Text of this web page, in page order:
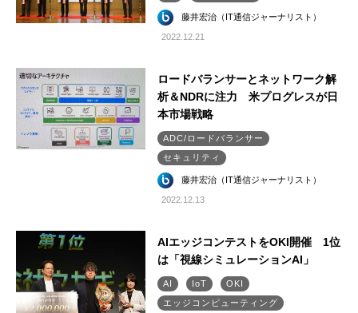
藤井宏治（IT通信ジャーナリスト）
2022.12.21
ロードバランサーとネットワーク解
析＆NDRに注力 米プログレスが日
本市場戦略
ADC/ロードバランサー
セキュリティ
藤井宏治（IT通信ジャーナリスト）
2022.12.13
AIエッジコンテストをOKI開催 1位
は「視線シミュレーションAI」
AI IoT
OKI
エッジコンピューティング